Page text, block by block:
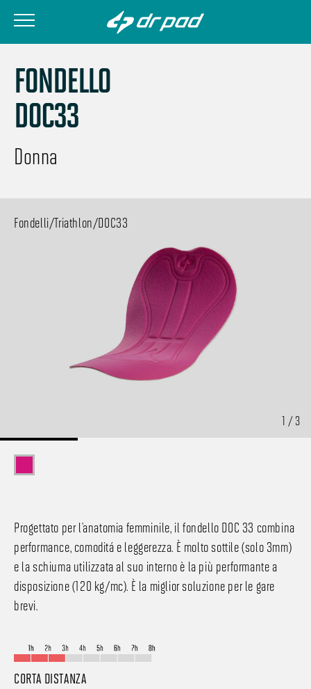
FONDELLO
DOC33
Donna
Fondelli/Triathlon/DOC33
1 / 3
Progettato per l’anatomia femminile, il fondello DOC 33 combina
performance, comodità e leggerezza. È molto sottile (solo 3mm)
e la schiuma utilizzata al suo interno è la più performante a
disposizione (120 kg/mc). È la miglior soluzione per le gare
brevi.
CORTA DISTANZA